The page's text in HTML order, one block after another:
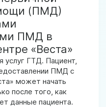
(ПМД)
ПМД в
«Веста»
услуг ГТД. Пациент,
ПМД с
может начать
после того, как
данные пациента.